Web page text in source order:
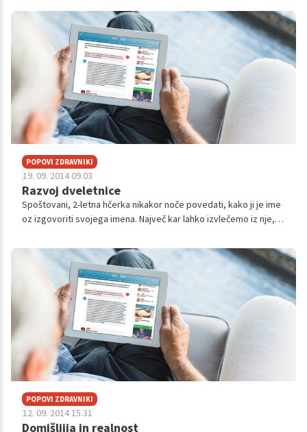
POPOVI ZDRAVNIKI
19. 09. 2014 09.03
Razvoj dveletnice
Spoštovani, 2-letna hčerka nikakor noče povedati, kako ji je ime
oz izgovoriti svojega imena. Največ kar lahko izvlečemo iz nje,
svojim im...
POPOVI ZDRAVNIKI
12. 09. 2014 15.31
Domišljija in realnost